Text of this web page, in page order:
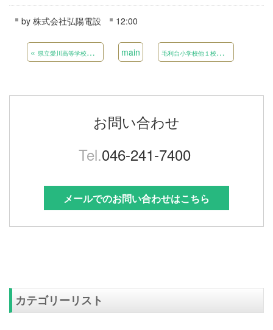
by 株式会社弘陽電設 12:00
« 県立愛川高等学校太陽光発電設備及び蓄電池設置事業 main 毛
利台小学校他１校 教室冷暖房設備設置事業
お問い合わせ
Tel.046-241-7400
メールでのお問い合わせはこちら
カテゴリーリスト